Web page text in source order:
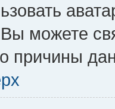
можете
причины